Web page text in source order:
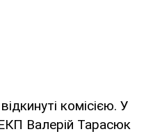
комісією. У
Валерій Тарасюк